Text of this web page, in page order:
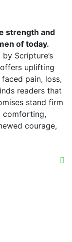
strength and
of today.
Scripture’s
uplifting
pain, loss,
readers that
stand firm
comforting,
courage,